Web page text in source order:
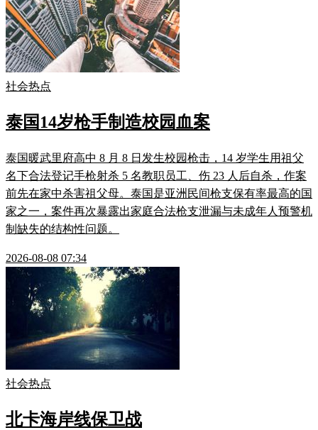
社会热点
泰国14岁枪手制造校园血案
泰国暖武里府高中 8 月 8 日发生校园枪击，14 岁学生用祖父
名下合法登记手枪射杀 5 名教职员工、伤 23 人后自杀，作案
前先在家中杀害祖父母。泰国是亚洲民间枪支保有率最高的国
家之一，案件再次暴露出家庭合法枪支泄漏与未成年人预警机
制缺失的结构性问题。
2026-08-08 07:34
社会热点
北卡海岸线保卫战